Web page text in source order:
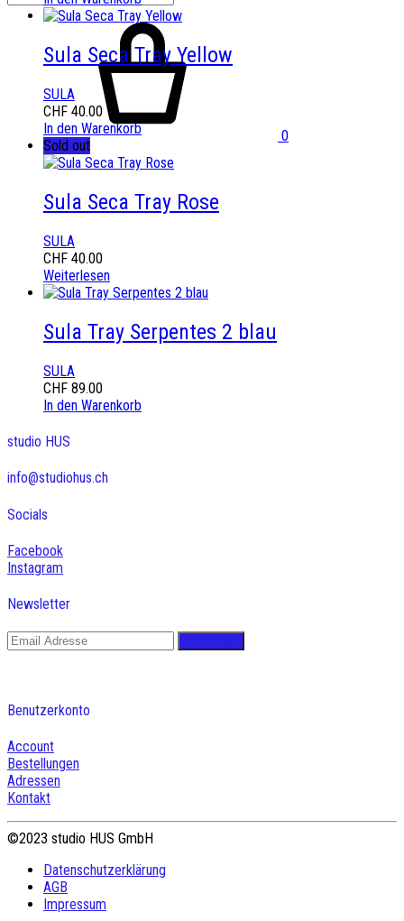
0
Sula Seca Tray Yellow
SULA
CHF 40.00
In den Warenkorb
Sold out
Sula Seca Tray Rose
SULA
CHF 40.00
Weiterlesen
Sula Tray Serpentes 2 blau
SULA
CHF 89.00
In den Warenkorb
studio HUS
info@studiohus.ch
Socials
Facebook
Instagram
Newsletter
Benutzerkonto
Account
Bestellungen
Adressen
Kontakt
©2023 studio HUS GmbH
Datenschutzerklärung
AGB
Impressum